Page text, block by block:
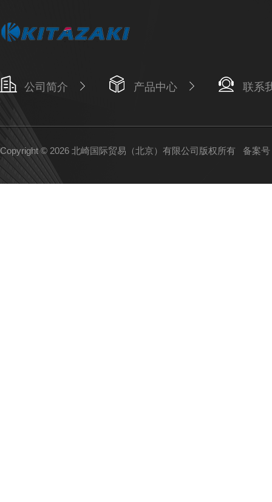
公司简介 产品中心 联系
Copyright © 2026 北崎国际贸易（北京）有限公司版权所有 备案号